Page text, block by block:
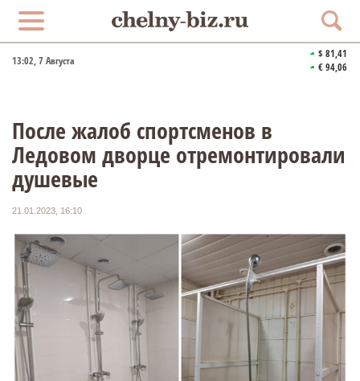
13:02, 7 Августа
$ 81,41
€ 94,06
После жалоб спортсменов в
Ледовом дворце отремонтировали
душевые
21.01.2023, 16:10